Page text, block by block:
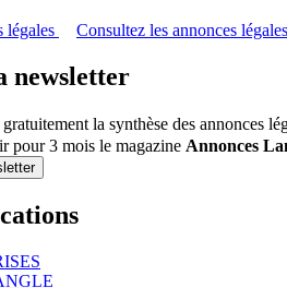
légales Consultez les annonces légales
newsletter
la synthèse des annonces
pour 3 mois le magazine Annonces